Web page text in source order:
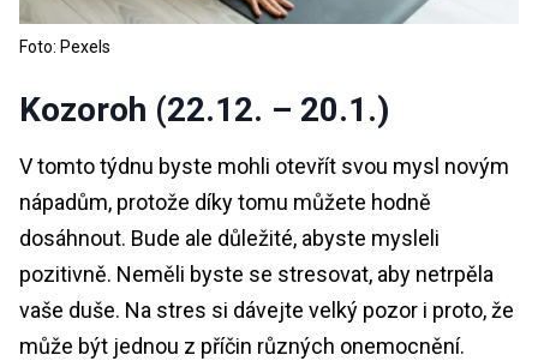
Foto: Pexels
Kozoroh (22.12. – 20.1.)
V tomto týdnu byste mohli otevřít svou mysl novým
nápadům, protože díky tomu můžete hodně
dosáhnout. Bude ale důležité, abyste mysleli
pozitivně. Neměli byste se stresovat, aby netrpěla
vaše duše. Na stres si dávejte velký pozor i proto, že
může být jednou z příčin různých onemocnění.